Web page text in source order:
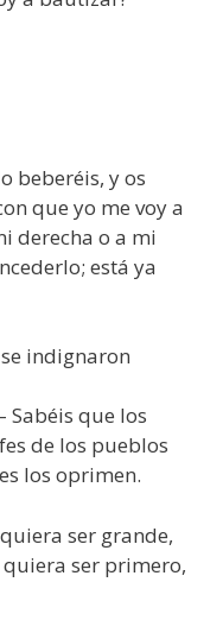
beberéis, y os
que yo me voy a
derecha o a mi
está ya
indignaron
Sabéis que los
de los pueblos
los oprimen.
ser grande,
ser primero,